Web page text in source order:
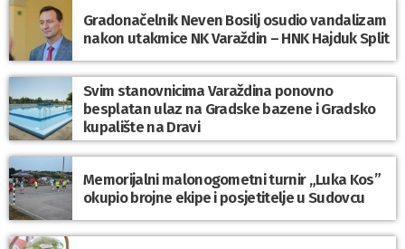
Gradonačelnik Neven Bosilj osudio vandalizam
nakon utakmice NK Varaždin – HNK Hajduk Split
Svim stanovnicima Varaždina ponovno
besplatan ulaz na Gradske bazene i Gradsko
kupalište na Dravi
Memorijalni malonogometni turnir „Luka Kos”
okupio brojne ekipe i posjetitelje u Sudovcu